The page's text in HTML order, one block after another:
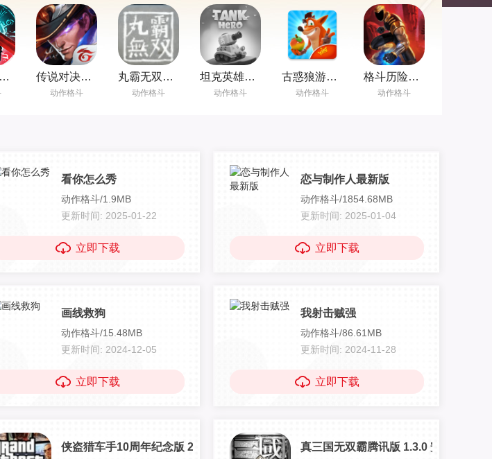
暗影骑士内购版 v1.3.20 安卓版 传说对决测试版体验服 1.28.1.2 安卓版
动作格斗
丸霸无双手机版 1.0 安卓版
动作格斗
坦克英雄国际服 1.0 安卓版
动作格斗
古惑狼游戏手机版 0.7.6242 安卓版
动作格斗
格斗历险地牢 1.1.9 安卓版
动作格斗
看你怎么秀
动作格斗/1.9MB
更新时间: 2025-01-22
立即下载
恋与制作人最新版
动作格斗/1854.68MB
更新时间: 2025-01-04
立即下载
画线救狗
动作格斗/15.48MB
更新时间: 2024-12-05
立即下载
我射击贼强
动作格斗/86.61MB
更新时间: 2024-11-28
立即下载
侠盗猎车手10周年纪念版 2.1 安卓版 真三国无双霸腾讯版 1.3.0 安卓版